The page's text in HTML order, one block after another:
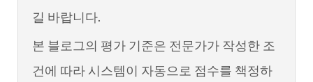
길 바랍니다.
본 블로그의 평가 기준은 전문가가 작성한 조
건에 따라 시스템이 자동으로 점수를 책정하